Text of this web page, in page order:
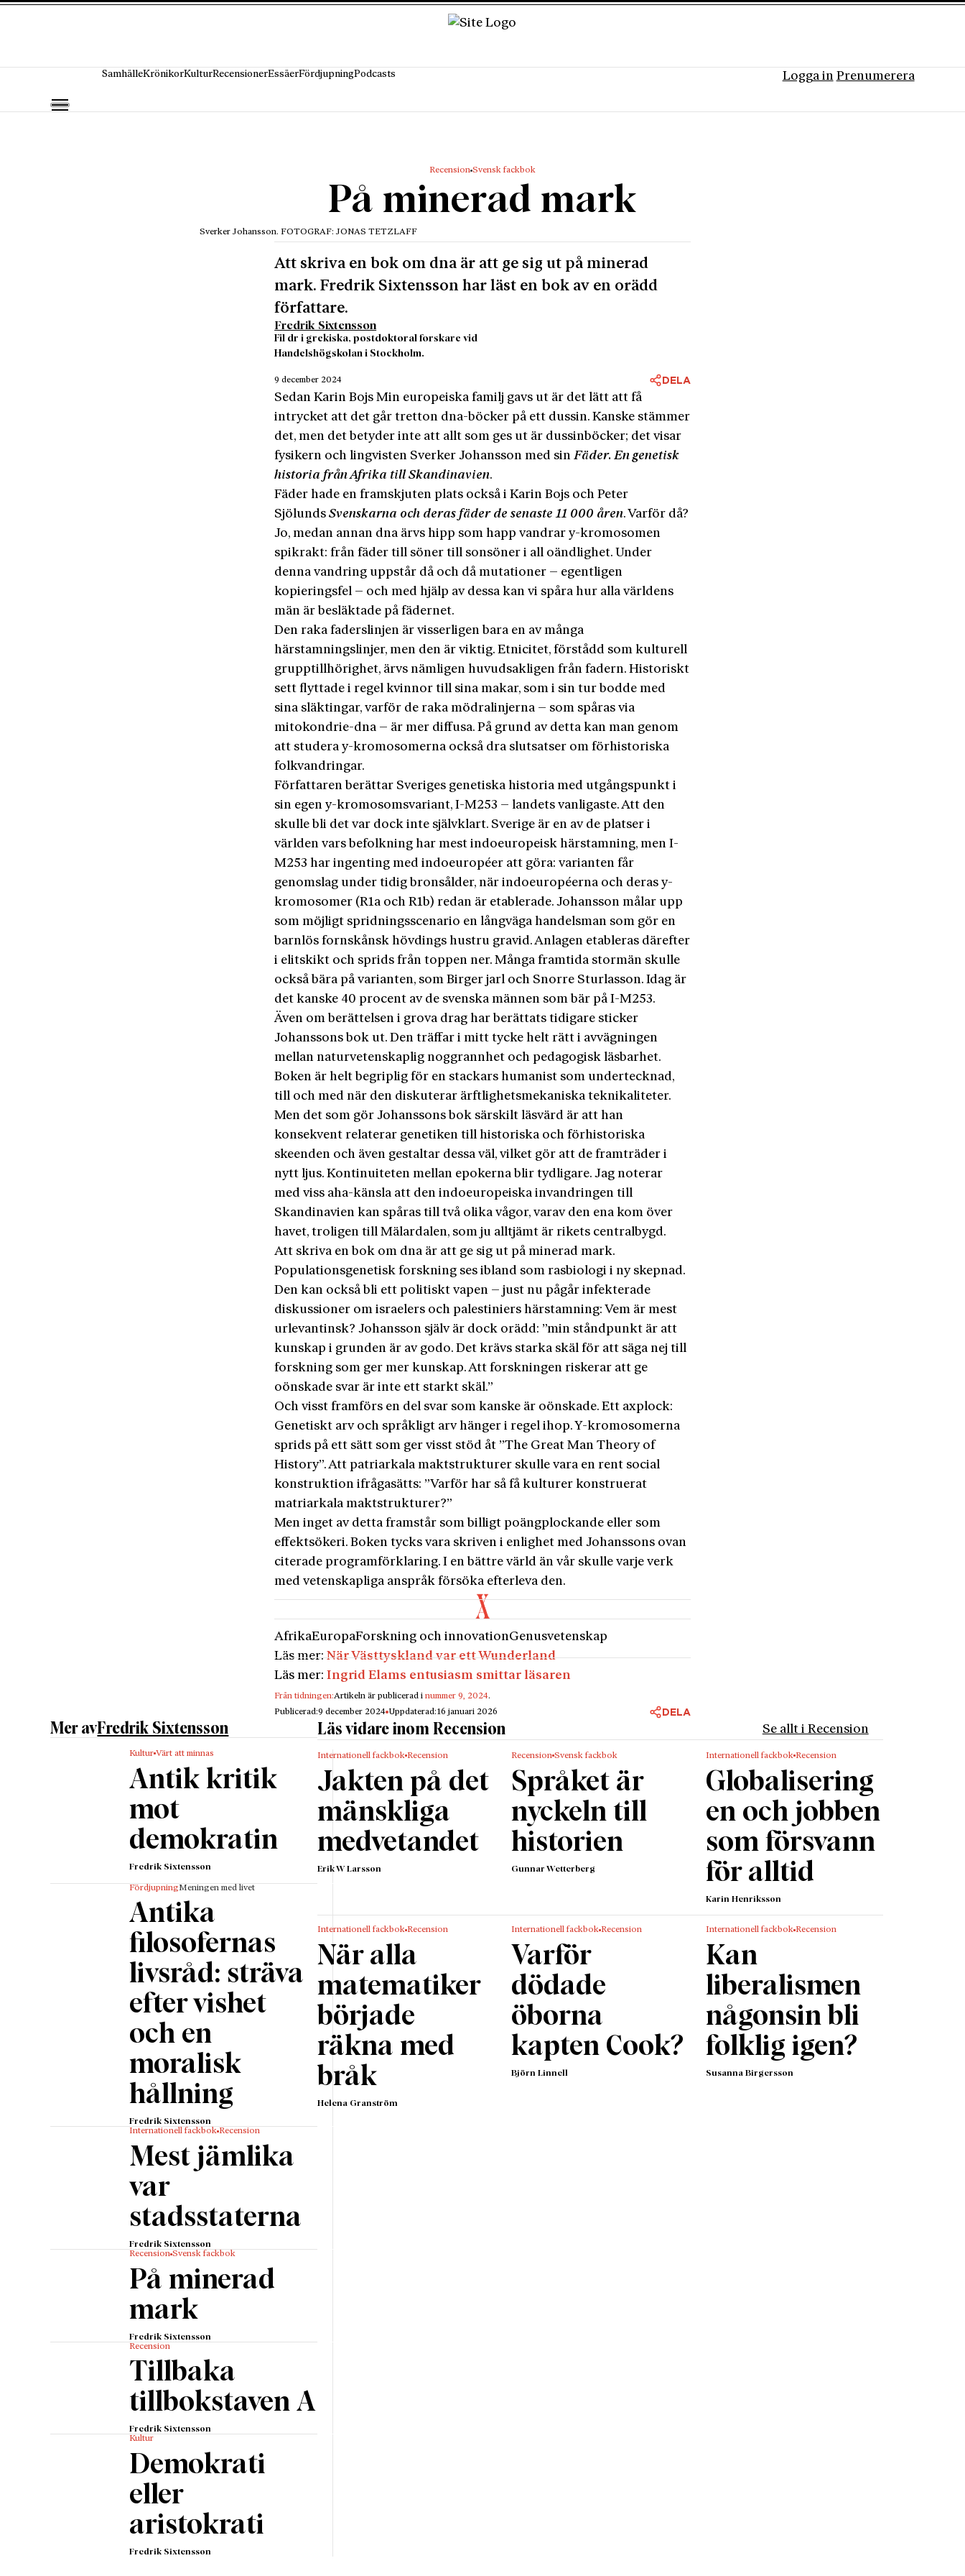
SamhälleKrönikorKulturRecensionerEssäerFördjupningPodcasts Logga in Prenumerera
Recension Svensk fackbok
På minerad mark
Sverker Johansson. FOTOGRAF: JONAS TETZLAFF
Att skriva en bok om dna är att ge sig ut på minerad
mark. Fredrik Sixtensson har läst en bok av en orädd
författare.
Fredrik Sixtensson
Fil dr i grekiska, postdoktoral forskare vid
Handelshögskolan i Stockholm.
9 december 2024 DELA
Sedan Karin Bojs Min europeiska familj gavs ut är det lätt att få
intrycket att det går tretton dna-böcker på ett dussin. Kanske stämmer
det, men det betyder inte att allt som ges ut är dussinböcker; det visar
fysikern och lingvisten Sverker Johansson med sinFäder. En genetisk
historia från Afrika till Skandinavien.
Fäder hade en framskjuten plats också i Karin Bojs och Peter
Sjölunds Svenskarna och deras fäder de senaste 11 000 åren. Varför då?
Jo, medan annan dna ärvs hipp som happ vandrar y-kromosomen
spikrakt: från fäder till söner till sonsöner i all oändlighet. Under
denna vandring uppstår då och då mutationer – egentligen
kopieringsfel – och med hjälp av dessa kan vi spåra hur alla världens
män är besläktade på fädernet.
Den raka faderslinjen är visserligen bara en av många
härstamningslinjer, men den är viktig. Etnicitet, förstådd som kulturell
grupptillhörighet, ärvs nämligen huvudsakligen från fadern. Historiskt
sett flyttade i regel kvinnor till sina makar, som i sin tur bodde med
sina släktingar, varför de raka mödralinjerna – som spåras via
mitokondrie-dna – är mer diffusa. På grund av detta kan man genom
att studera y-kromosomerna också dra slutsatser om förhistoriska
folkvandringar.
Författaren berättar Sveriges genetiska historia med utgångspunkt i
sin egen y-kromosomsvariant, I-M253 – landets vanligaste. Att den
skulle bli det var dock inte självklart. Sverige är en av de platser i
världen vars befolkning har mest indoeuropeisk härstamning, men I-
M253 har ingenting med indoeuropéer att göra: varianten får
genomslag under tidig bronsålder, när indoeuropéerna och deras y-
kromosomer (R1a och R1b) redan är etablerade. Johansson målar upp
som möjligt spridningsscenario en långväga handelsman som gör en
barnlös fornskånsk hövdings hustru gravid. Anlagen etableras därefter
i elitskikt och sprids från toppen ner. Många framtida stormän skulle
också bära på varianten, som Birger jarl och Snorre Sturlasson. Idag är
det kanske 40 procent av de svenska männen som bär på I-M253.
Även om berättelsen i grova drag har berättats tidigare sticker
Johanssons bok ut. Den träffar i mitt tycke helt rätt i avvägningen
mellan naturvetenskaplig noggrannhet och pedagogisk läsbarhet.
Boken är helt begriplig för en stackars humanist som undertecknad,
till och med när den diskuterar ärftlighetsmekaniska teknikaliteter.
Men det som gör Johanssons bok särskilt läsvärd är att han
konsekvent relaterar genetiken till historiska och förhistoriska
skeenden och även gestaltar dessa väl, vilket gör att de framträder i
nytt ljus. Kontinuiteten mellan epokerna blir tydligare. Jag noterar
med viss aha-känsla att den indoeuropeiska invandringen till
Skandinavien kan spåras till två olika vågor, varav den ena kom över
havet, troligen till Mälardalen, som ju alltjämt är rikets centralbygd.
Att skriva en bok om dna är att ge sig ut på minerad mark.
Populationsgenetisk forskning ses ibland som rasbiologi i ny skepnad.
Den kan också bli ett politiskt vapen – just nu pågår infekterade
diskussioner om israelers och palestiniers härstamning: Vem är mest
urlevantinsk? Johansson själv är dock orädd: ”min ståndpunkt är att
kunskap i grunden är av godo. Det krävs starka skäl för att säga nej till
forskning som ger mer kunskap. Att forskningen riskerar att ge
oönskade svar är inte ett starkt skäl.”
Och visst framförs en del svar som kanske är oönskade. Ett axplock:
Genetiskt arv och språkligt arv hänger i regel ihop. Y-kromosomerna
sprids på ett sätt som ger visst stöd åt ”The Great Man Theo­ry of
History”. Att patriarkala maktstrukturer skulle vara en rent social
konstruktion ifrågasätts: ”Varför har så få kulturer konstruerat
matriarkala maktstrukturer?”
Men inget av detta framstår som billigt poängplockande eller som
effektsökeri. Boken tycks vara skriven i enlighet med Johanssons ovan
citerade programförklaring. I en bättre värld än vår skulle varje verk
med vetenskapliga anspråk försöka efterleva den.
AfrikaEuropaForskning och innovationGenusvetenskap
Läs mer:När Västtyskland var ett Wunderland
Läs mer:Ingrid Elams entusiasm smittar läsaren
Från tidningen:Artikeln är publicerad inummer 9, 2024.
Publicerad:9 december 2024 Uppdaterad:16 januari 2026 DELA
Mer avFredrik Sixtensson
Kultur Värt att minnas
Antik kritik
mot
demokratin
Fredrik Sixtensson
FördjupningMeningen med livet
Antika
filosofernas
livsråd: sträva
efter vishet
och en
moralisk
hållning
Fredrik Sixtensson
Internationell fackbok Recension
Mest jämlika
var
stadsstaterna
Fredrik Sixtensson
Recension Svensk fackbok
På minerad
mark
Fredrik Sixtensson
Recension
Tillbaka
tillbokstaven A
Fredrik Sixtensson
Kultur
Demokrati
eller
aristokrati
Fredrik Sixtensson
Läs vidare inom Recension Se allt i Recension
Internationell fackbok Recension
Jakten på det
mänskliga
medvetandet
Erik W Larsson
Recension Svensk fackbok
Språket är
nyckeln till
historien
Gunnar Wetterberg
Internationell fackbok Recension
Globalisering
en och jobben
som försvann
för alltid
Karin Henriksson
Internationell fackbok Recension
När alla
matematiker
började
räkna med
bråk
Helena Granström
Internationell fackbok Recension
Varför
dödade
öborna
kapten Cook?
Björn Linnell
Internationell fackbok Recension
Kan
liberalismen
någonsin bli
folklig igen?
Susanna Birgersson